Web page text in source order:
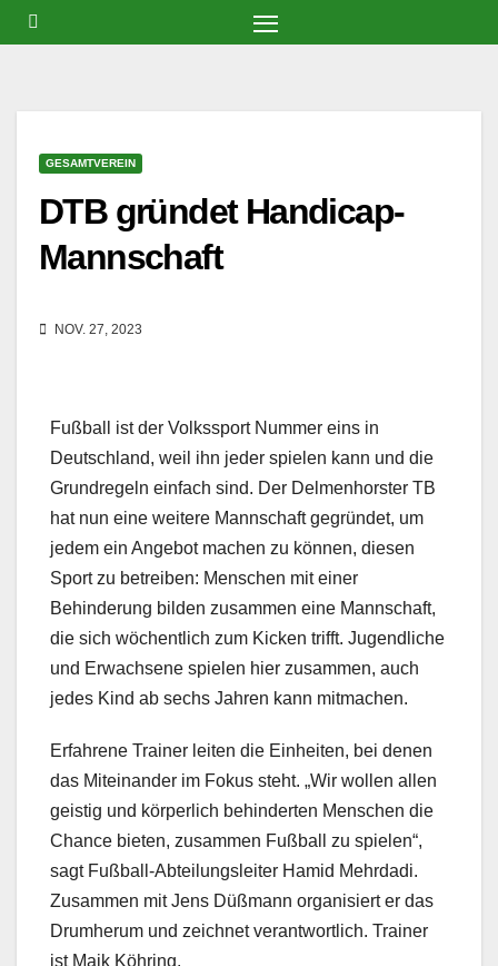
Zum
Inhalt
GESAMTVEREIN
DTB gründet Handicap-
Mannschaft
NOV. 27, 2023
Fußball ist der Volkssport Nummer eins in
Deutschland, weil ihn jeder spielen kann und die
Grundregeln einfach sind. Der Delmenhorster TB
hat nun eine weitere Mannschaft gegründet, um
jedem ein Angebot machen zu können, diesen
Sport zu betreiben: Menschen mit einer
Behinderung bilden zusammen eine Mannschaft,
die sich wöchentlich zum Kicken trifft. Jugendliche
und Erwachsene spielen hier zusammen, auch
jedes Kind ab sechs Jahren kann mitmachen.
Erfahrene Trainer leiten die Einheiten, bei denen
das Miteinander im Fokus steht. „Wir wollen allen
geistig und körperlich behinderten Menschen die
Chance bieten, zusammen Fußball zu spielen“,
sagt Fußball-Abteilungsleiter Hamid Mehrdadi.
Zusammen mit Jens Düßmann organisiert er das
Drumherum und zeichnet verantwortlich. Trainer
ist Maik Köhring.